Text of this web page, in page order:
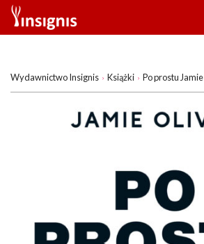
Wydawnictwo Insignis Książki Po prostu Jamie